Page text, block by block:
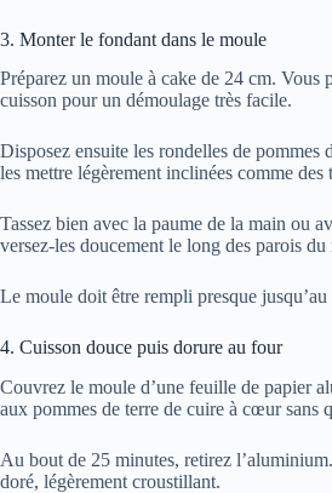
3. Monter le fondant dans le moule
Préparez un moule à cake de 24 cm.
cuisson pour un démoulage très facile.
Disposez ensuite les rondelles de pommes
les mettre légèrement inclinées comme
Tassez bien avec la paume de la main ou
versez-les doucement le long des parois
Le moule doit être rempli presque
4. Cuisson douce puis dorure au four
Couvrez le moule d’une feuille de papier
aux pommes de terre de cuire à cœur sans
Au bout de 25 minutes, retirez
doré, légèrement croustillant.